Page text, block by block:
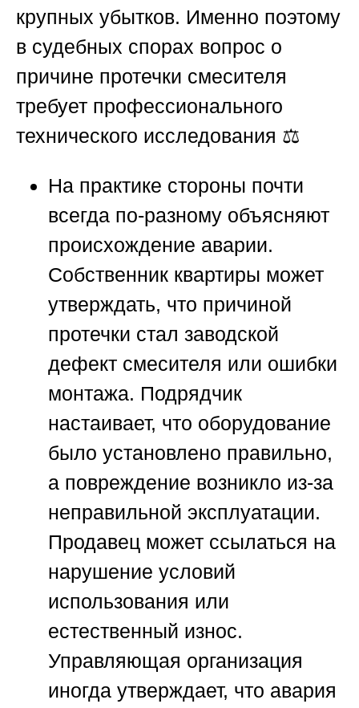
крупных убытков. Именно поэтому
в судебных спорах вопрос о
причине протечки смесителя
требует профессионального
технического исследования ⚖️
На практике стороны почти
всегда по-разному объясняют
происхождение аварии.
Собственник квартиры может
утверждать, что причиной
протечки стал заводской
дефект смесителя или ошибки
монтажа. Подрядчик
настаивает, что оборудование
было установлено правильно,
а повреждение возникло из-за
неправильной эксплуатации.
Продавец может ссылаться на
нарушение условий
использования или
естественный износ.
Управляющая организация
иногда утверждает, что авария